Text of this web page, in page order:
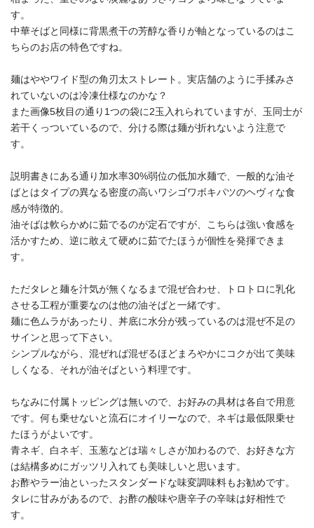
す。
中華そばと同様に背黒煮干の芳醇な香りが軸となっているのはこ
ちらのお店の特色ですね。
麺はややワイド型の角刃太ストレート。実店舗のように手揉みさ
れていないのは冷凍仕様なのかな？
また画像5枚目の通り1つの袋に2玉入れられていますが、玉同士が
若干くっついているので、分ける際は麺が折れないよう注意で
す。
説明書きにある通り加水率30%弱位の低加水麺で、一般的な油そ
ばとはタイプの異なる密度の高いワシゴワボキパツのヘヴィな食
感が特徴的。
油そばは軟らかめに茹でるのが定石ですが、こちらは強い食感を
活かすため、逆に敢えて硬めに茹でたほうが個性を発揮できま
す。
ただタレと麺を汁気が無くなるまで混ぜ合わせ、トロトロに乳化
させる工程が重要なのは他の油そばと一緒です。
麺に色ムラがあったり、丼底に水分が残っているのは混ぜ不足の
サインと思って下さい。
シンプルながら、混ぜれば混ぜるほどまろやかにコクが出て美味
しくなる、それが油そばという料理です。
ちなみに付属トッピングは無いので、お好みの具材は各自で用意
です。何も乗せないと流石にオイリーなので、ネギは最低限乗せ
たほうがよいです。
青ネギ、白ネギ、玉葱などは瑞々しさが加わるので、お好きな方
は結構多めにガッツリ入れても美味しいと思います。
お酢やラー油といったスタンダードな味変調味料もお勧めです。
タレに甘みがあるので、お酢の酸味や唐辛子の辛味は好相性で
す。